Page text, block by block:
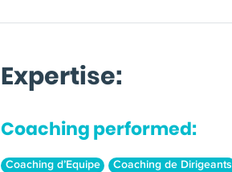
Expertise:
Coaching performed:
Coaching d’Equipe Coaching de Dirigeants